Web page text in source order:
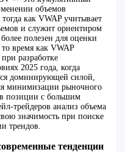
объемов
как VWAP учитывает
и служит ориентиром
полезен для оценки
время как VWAP
разработке
2025 года, когда
доминирующей силой,
минимизации рыночного
позиции с большим
трейдеров анализ объема
значимость при поиске
трендов.
тенденции